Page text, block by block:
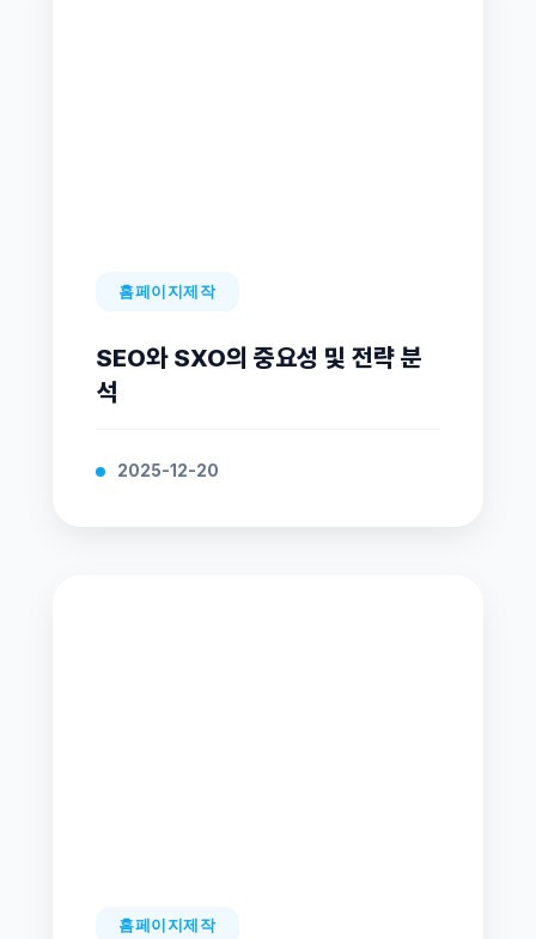
홈페이지제작
SEO와 SXO의 중요성 및 전략 분
석
2025-12-20
홈페이지제작